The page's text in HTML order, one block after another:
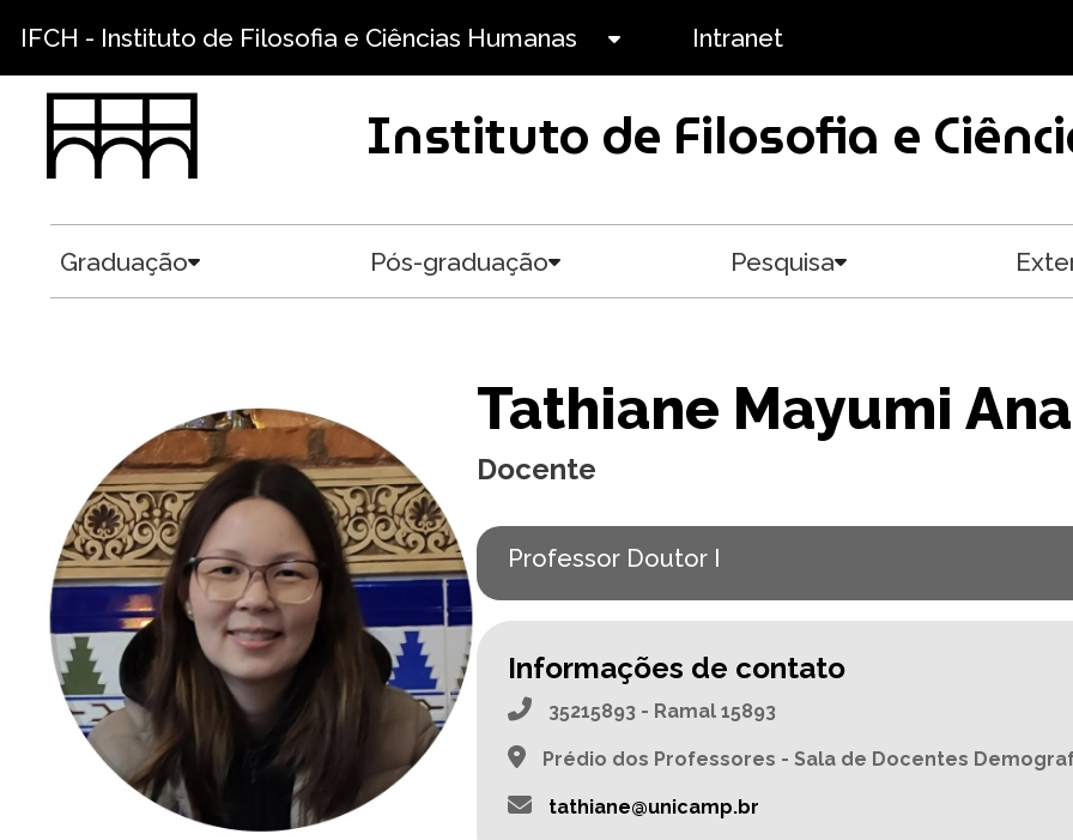
IFCH - Instituto de Filosofia e Ciências Humanas Intranet
Instituto de Filosofia e
Graduação Pós-graduação Pesquisa
Tathiane Mayumi
Docente
Professor Doutor I
Informações de contato
35215893 - Ramal 15893
Prédio dos Professores - Sala de Docentes
tathiane@unicamp.br